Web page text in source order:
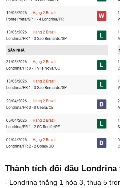
Thành tích đối đầu Londrina
- Londrina thắng 1 hòa 3, thua 5